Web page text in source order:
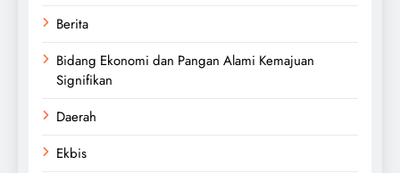
Berita
Bidang Ekonomi dan Pangan Alami Kemajuan
Signifikan
Daerah
Ekbis